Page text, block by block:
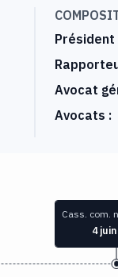
Président
Avocat
Avocats :
Cass. com.
4